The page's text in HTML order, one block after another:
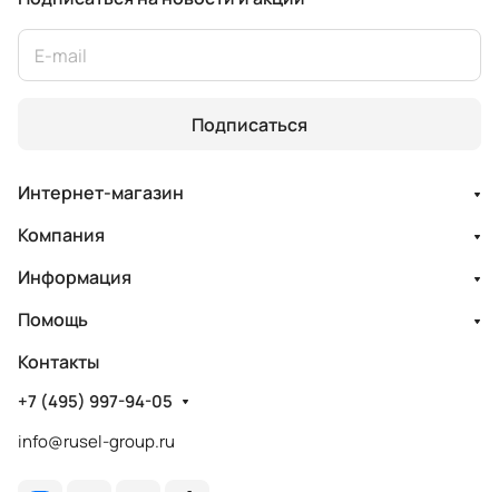
Подписаться
Интернет-магазин
Компания
Информация
Помощь
Контакты
+7 (495) 997-94-05
info@rusel-group.ru